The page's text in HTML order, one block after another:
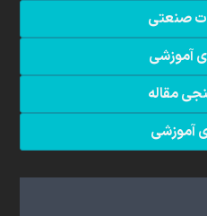
صنعتی
آموزشی
مقاله
آموزشی